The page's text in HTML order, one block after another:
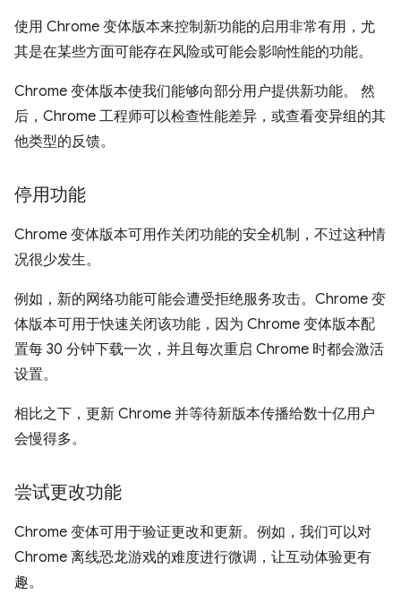
使用 Chrome 变体版本来控制新功能的启用非常有用，尤
其是在某些方面可能存在风险或可能会影响性能的功能。
Chrome 变体版本使我们能够向部分用户提供新功能。 然
后，Chrome 工程师可以检查性能差异，或查看变异组的其
他类型的反馈。
停用功能
Chrome 变体版本可用作关闭功能的安全机制，不过这种情
况很少发生。
例如，新的网络功能可能会遭受拒绝服务攻击。Chrome 变
体版本可用于快速关闭该功能，因为 Chrome 变体版本配
置每 30 分钟下载一次，并且每次重启 Chrome 时都会激活
设置。
相比之下，更新 Chrome 并等待新版本传播给数十亿用户
会慢得多。
尝试更改功能
Chrome 变体可用于验证更改和更新。例如，我们可以对
Chrome 离线恐龙游戏的难度进行微调，让互动体验更有
趣。